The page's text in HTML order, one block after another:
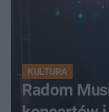
KULTURA
Radom